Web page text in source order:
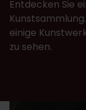
Fragen &
Entdecken Sie
einige
zu sehen.